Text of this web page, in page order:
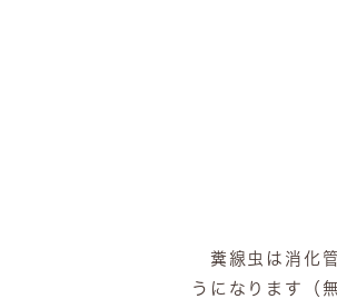
糞線虫は消化管
うになります（